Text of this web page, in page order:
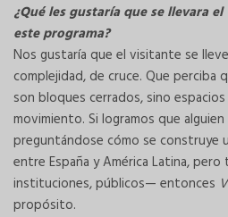
¿Qué les gustaría que se llevara
este programa?
Nos gustaría que el visitante se
complejidad, de cruce. Que perciba
son bloques cerrados, sino
movimiento. Si logramos que
preguntándose cómo se construye
entre España y América Latina,
instituciones, públicos— entonces
propósito.